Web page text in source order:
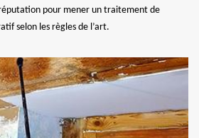
pour mener un traitement de
selon les règles de l’art.